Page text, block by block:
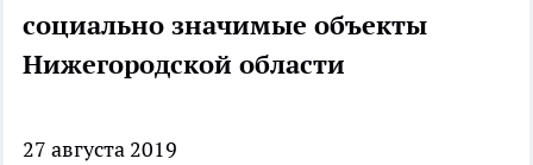
социально значимые объекты
Нижегородской области
27 августа 2019